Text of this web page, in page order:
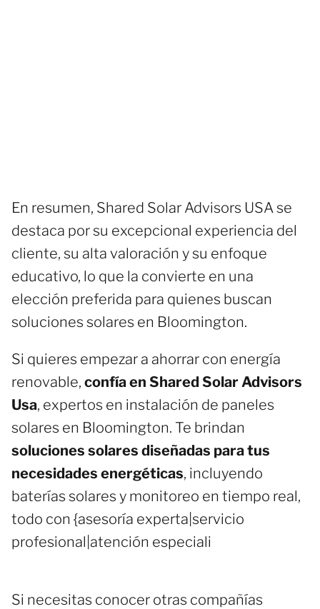
En resumen, Shared Solar Advisors USA se
destaca por su excepcional experiencia del
cliente, su alta valoración y su enfoque
educativo, lo que la convierte en una
elección preferida para quienes buscan
soluciones solares en Bloomington.
Si quieres empezar a ahorrar con energía
renovable, confía en Shared Solar Advisors
Usa, expertos en instalación de paneles
solares en Bloomington. Te brindan
soluciones solares diseñadas para tus
necesidades energéticas, incluyendo
baterías solares y monitoreo en tiempo real,
todo con {asesoría experta|servicio
profesional|atención especiali
Si necesitas conocer otras compañías